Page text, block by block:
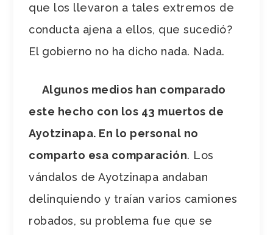
que los llevaron a tales extremos de
conducta ajena a ellos, que sucedió?
El gobierno no ha dicho nada. Nada.
Algunos medios han comparado
este hecho con los 43 muertos de
Ayotzinapa. En lo personal no
comparto esa comparación. Los
vándalos de Ayotzinapa andaban
delinquiendo y traían varios camiones
robados, su problema fue que se